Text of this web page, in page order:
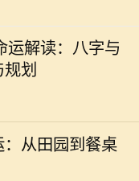
运解读：八字与
划
。每一个新生命的
年份、月份、日期
从这个角度出发，
从田园到餐桌
，农田里传来阵阵
肥胖的猪悠然自得
它的生活似乎无忧
阳光、青草和农民